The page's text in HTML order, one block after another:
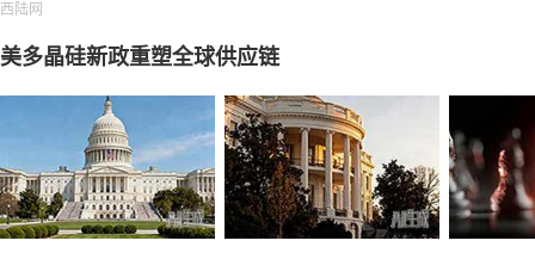
西陆网
美多晶硅新政重塑全球供应链